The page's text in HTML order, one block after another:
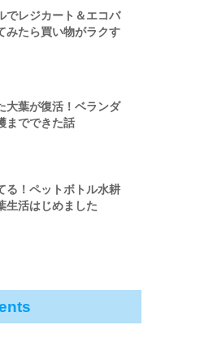
でレジカート＆エコバ
みたら買い物がラクす
大葉が復活！ベランダ
までできた話
る！ペットボトル水耕
生活はじめました